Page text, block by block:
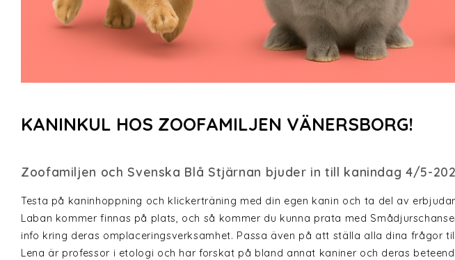
KANINKUL HOS ZOOFAMILJEN VÄNERSBORG!
​Zoofamiljen och Svenska Blå Stjärnan bjuder in till kanindag 4/5-
Testa på kaninhoppning och klickerträning med din egen kanin och ta del av
Laban kommer finnas på plats, och så kommer du kunna prata med
info kring deras omplaceringsverksamhet. Passa även på att ställa alla dina frågor
Lena är professor i etologi och har forskat på bland annat kaniner och deras